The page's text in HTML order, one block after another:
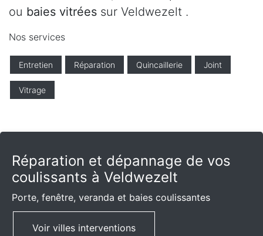
ou baies vitrées sur Veldwezelt .
Nos services
Entretien Réparation Quincaillerie Joint
Vitrage
Réparation et dépannage de vos
coulissants à Veldwezelt
Porte, fenêtre, veranda et baies coulissantes
Voir villes interventions